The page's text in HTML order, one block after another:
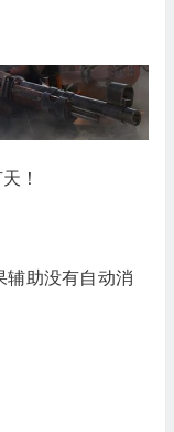
！
辅助没有自动消